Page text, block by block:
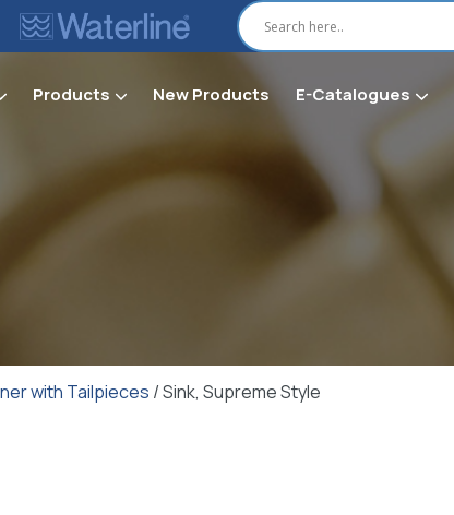
Products New Products E-Catalogues
with Tailpieces / Sink, Supreme Style